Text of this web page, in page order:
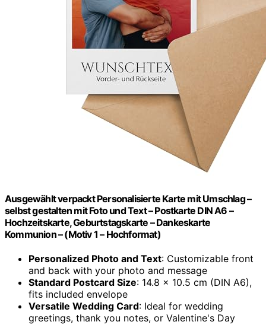
Ausgewählt verpackt Personalisierte Karte mit Umschlag –
selbst gestalten mit Foto und Text – Postkarte DIN A6 –
Hochzeitskarte, Geburtstagskarte – Dankeskarte
Kommunion – (Motiv 1 – Hochformat)
Personalized Photo and Text: Customizable front
and back with your photo and message
Standard Postcard Size: 14.8 x 10.5 cm (DIN A6),
fits included envelope
Versatile Wedding Card: Ideal for wedding
greetings, thank you notes, or Valentine's Day